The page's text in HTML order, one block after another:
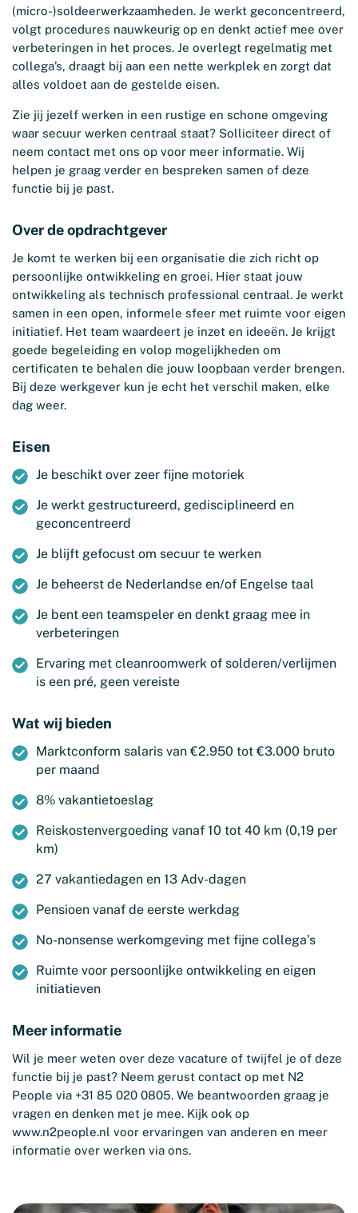
(micro-)soldeerwerkzaamheden. Je werkt geconcentreerd,
volgt procedures nauwkeurig op en denkt actief mee over
verbeteringen in het proces. Je overlegt regelmatig met
collega’s, draagt bij aan een nette werkplek en zorgt dat
alles voldoet aan de gestelde eisen.
Zie jij jezelf werken in een rustige en schone omgeving
waar secuur werken centraal staat? Solliciteer direct of
neem contact met ons op voor meer informatie. Wij
helpen je graag verder en bespreken samen of deze
functie bij je past.
Over de opdrachtgever
Je komt te werken bij een organisatie die zich richt op
persoonlijke ontwikkeling en groei. Hier staat jouw
ontwikkeling als technisch professional centraal. Je werkt
samen in een open, informele sfeer met ruimte voor eigen
initiatief. Het team waardeert je inzet en ideeën. Je krijgt
goede begeleiding en volop mogelijkheden om
certificaten te behalen die jouw loopbaan verder brengen.
Bij deze werkgever kun je echt het verschil maken, elke
dag weer.
Eisen
Je beschikt over zeer fijne motoriek
Je werkt gestructureerd, gedisciplineerd en
geconcentreerd
Je blijft gefocust om secuur te werken
Je beheerst de Nederlandse en/of Engelse taal
Je bent een teamspeler en denkt graag mee in
verbeteringen
Ervaring met cleanroomwerk of solderen/verlijmen
is een pré, geen vereiste
Wat wij bieden
Marktconform salaris van €2.950 tot €3.000 bruto
per maand
8% vakantietoeslag
Reiskostenvergoeding vanaf 10 tot 40 km (0,19 per
km)
27 vakantiedagen en 13 Adv-dagen
Pensioen vanaf de eerste werkdag
No-nonsense werkomgeving met fijne collega’s
Ruimte voor persoonlijke ontwikkeling en eigen
initiatieven
Meer informatie
Wil je meer weten over deze vacature of twijfel je of deze
functie bij je past? Neem gerust contact op met N2
People via +31 85 020 0805. We beantwoorden graag je
vragen en denken met je mee. Kijk ook op
www.n2people.nl voor ervaringen van anderen en meer
informatie over werken via ons.